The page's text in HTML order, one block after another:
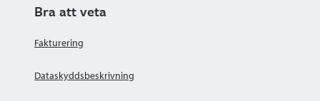
Bra att veta
Fakturering
Dataskyddsbeskrivning